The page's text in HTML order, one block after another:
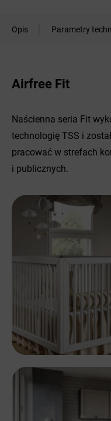
Opis Parametry
Airfree Fit
Naścienna seria Fit
technologię TSS i
pracować w strefach
i publicznych.